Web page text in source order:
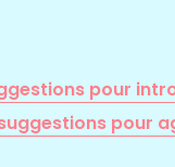
pour
pour